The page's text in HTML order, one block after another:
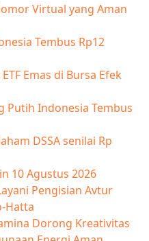
Virtual yang Aman
Tembus Rp12
Emas di Bursa Efek
Putih Indonesia Tembus
DSSA senilai Rp
10 Agustus 2026
Pengisian Avtur
Hatta
Dorong Kreativitas